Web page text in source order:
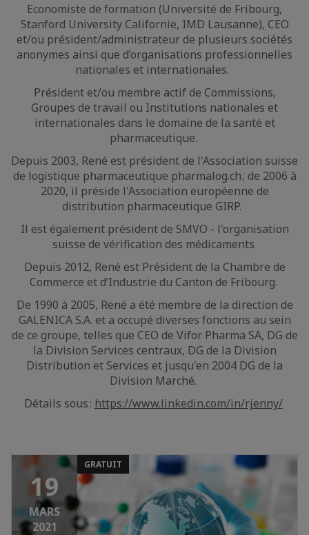
Economiste de formation (Université de Fribourg,
Stanford University Californie, IMD Lausanne), CEO
et/ou président/administrateur de plusieurs sociétés
anonymes ainsi que d’organisations professionnelles
nationales et internationales.
Président et/ou membre actif de Commissions,
Groupes de travail ou Institutions nationales et
internationales dans le domaine de la santé et
pharmaceutique.
Depuis 2003, René est président de l'Association suisse
de logistique pharmaceutique pharmalog.ch ; de 2006 à
2020, il préside l'Association européenne de
distribution pharmaceutique GIRP.
Il est également président de SMVO - l'organisation
suisse de vérification des médicaments
Depuis 2012, René est Président de la Chambre de
Commerce et d’Industrie du Canton de Fribourg.
De 1990 à 2005, René a été membre de la direction de
GALENICA S.A. et a occupé diverses fonctions au sein
de ce groupe, telles que CEO de Vifor Pharma SA, DG de
la Division Services centraux, DG de la Division
Distribution et Services et jusqu'en 2004 DG de la
Division Marché.
Détails sous : https://www.linkedin.com/in/rjenny/
19
MARS
2021
GRATUIT